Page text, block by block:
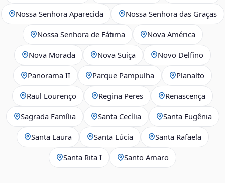
Nossa Senhora Aparecida Nossa Senhora das Graças
Nossa Senhora de Fátima Nova América
Nova Morada Nova Suiça Novo Delfino
Panorama II Parque Pampulha Planalto
Raul Lourenço Regina Peres Renascença
Sagrada Família Santa Cecília Santa Eugênia
Santa Laura Santa Lúcia Santa Rafaela
Santa Rita I Santo Amaro